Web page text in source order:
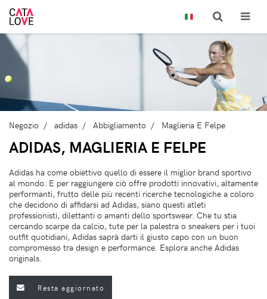
Negozio adidas Abbigliamento Maglieria E Felpe
ADIDAS, MAGLIERIA E FELPE
Adidas ha come obiettivo quello di essere il miglior brand sportivo
al mondo. E per raggiungere ciò offre prodotti innovativi, altamente
performanti, frutto delle più recenti ricerche tecnologiche a coloro
che decidono di affidarsi ad Adidas, siano questi atleti
professionisti, dilettanti o amanti dello sportswear. Che tu stia
cercando scarpe da calcio, tute per la palestra o sneakers per i tuoi
outfit quotidiani, Adidas saprà darti il giusto capo con un buon
compromesso tra design e performance. Esplora anche Adidas
originals.
Resta aggiornato